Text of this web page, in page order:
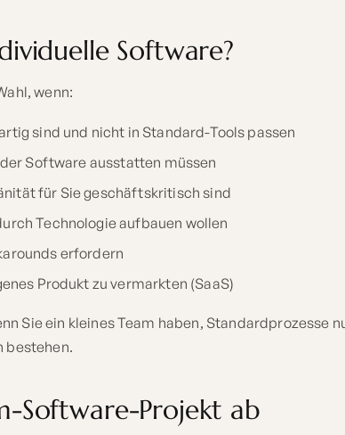
Software?
wenn:
sind und nicht in Standard-Tools passen
Software ausstatten müssen
für Sie geschäftskritisch sind
Technologie aufbauen wollen
erfordern
Produkt zu vermarkten (SaaS)
Sie ein kleines Team haben, Standardprozesse
bestehen.
Software-Projekt ab